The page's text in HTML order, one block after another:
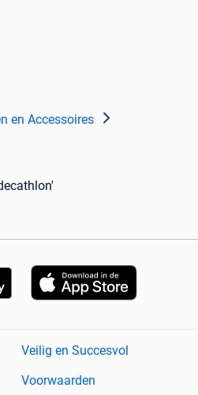
en Accessoires
Veilig en Succesvol
Voorwaarden